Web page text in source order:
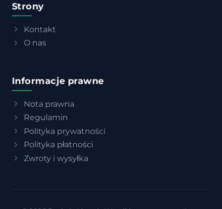
Strony
Kontakt
O nas
Informacje prawne
Nota prawna
Regulamin
Polityka prywatności
Polityka płatności
Zwroty i wysyłka